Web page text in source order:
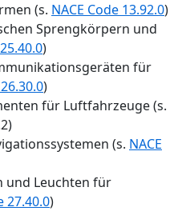
(s. NACE Code 13.92.0)
Sprengkörpern und
)
für
)
für Luftfahrzeuge (s.
(s. NACE
und Leuchten für
27.40.0)